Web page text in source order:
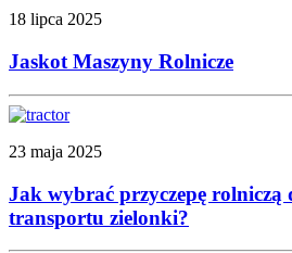
18 lipca 2025
Jaskot Maszyny Rolnicze
23 maja 2025
Jak wybrać przyczepę rolniczą
transportu zielonki?